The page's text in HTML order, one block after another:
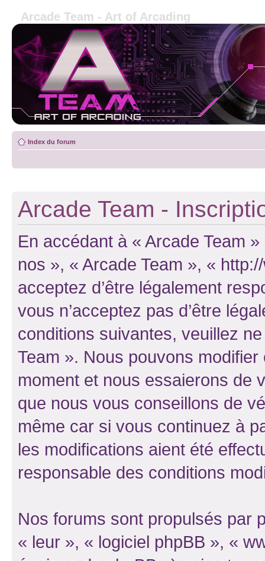
Arcade Team - Art of Arcading
Index du forum
Arcade Team -
En accédant à « Arcade Team
nos », « Arcade Team », «
acceptez d’être légalement
vous n’acceptez pas d’être
conditions suivantes, veuillez
Team ». Nous pouvons
moment et nous essaierons de
que nous vous conseillons de
même car si vous continuez à
les modifications aient été
responsable des conditions
Nos forums sont propulsés par
« leur », « logiciel phpBB », «